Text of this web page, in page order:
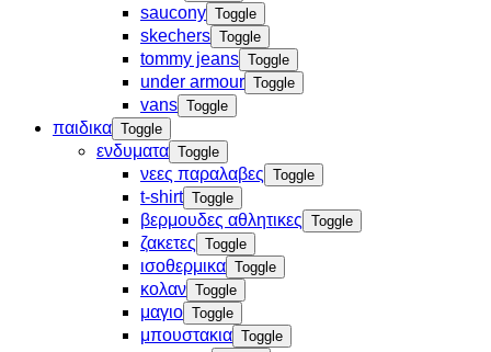
saucony Toggle
skechers Toggle
tommy jeans Toggle
under armour Toggle
vans Toggle
παιδικα Toggle
ενδυματα Toggle
νεες παραλαβες Toggle
t-shirt Toggle
βερμουδες αθλητικες Toggle
ζακετες Toggle
ισοθερμικα Toggle
κολαν Toggle
μαγιο Toggle
μπουστακια Toggle